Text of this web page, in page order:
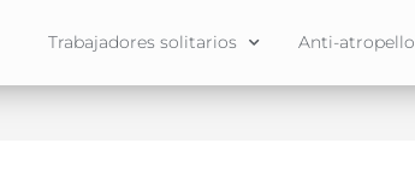
Trabajadores solitarios Anti-atropello